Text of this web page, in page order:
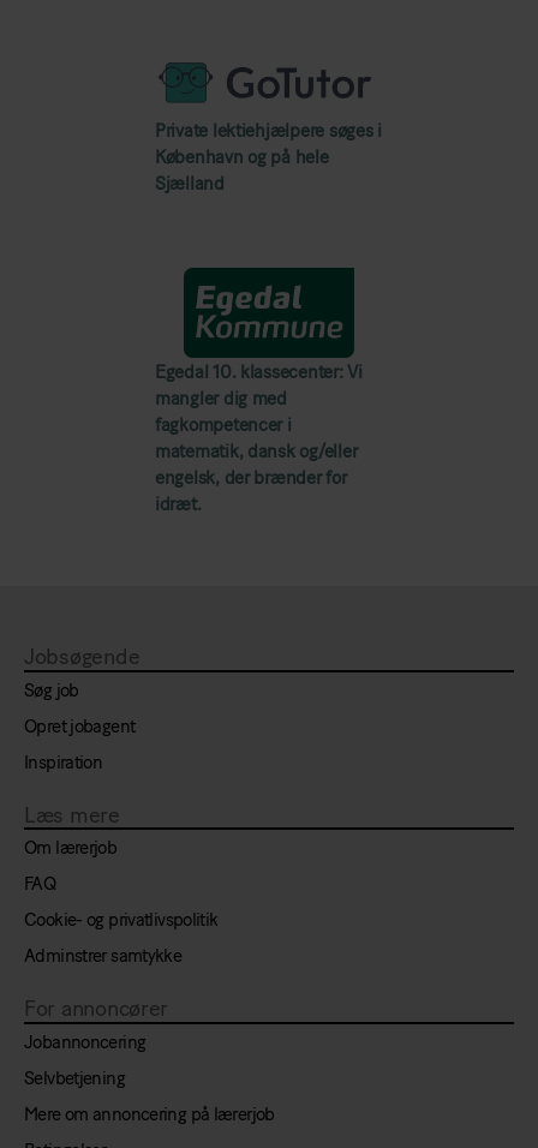
Private lektiehjælpere søges i
København og på hele
Sjælland
Egedal 10. klassecenter: Vi
mangler dig med
fagkompetencer i
matematik, dansk og/eller
engelsk, der brænder for
idræt.
Jobsøgende
Søg job
Opret jobagent
Inspiration
Læs mere
Om lærerjob
FAQ
Cookie- og privatlivspolitik
Adminstrer samtykke
For annoncører
Jobannoncering
Selvbetjening
Mere om annoncering på lærerjob